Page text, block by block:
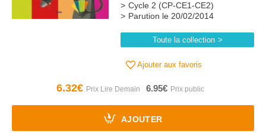
Cycle 2 (CP-CE1-CE2)
Parution le 20/02/2014
Toute la collection
Ajouter aux favoris
6.32€ 6.95€
AJOUTER